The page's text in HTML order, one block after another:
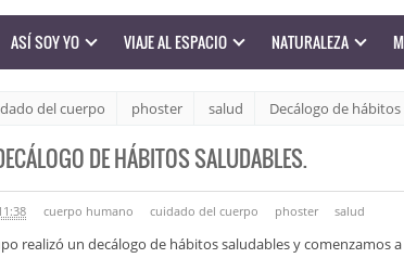
ASÍ SOY YO VIAJE AL ESPACIO NATURALEZA
del cuerpo phoster salud Decálogo de
DE HÁBITOS SALUDABLES.
cuerpo humano cuidado del cuerpo phoster salud
realizó un decálogo de hábitos saludables y comenzamos